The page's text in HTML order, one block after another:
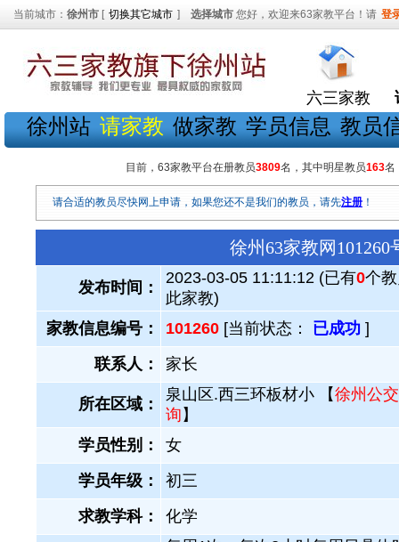
当前城市： 徐州市 [ 切换其它城市 ] 选择城市 您好，欢迎来63家教平台！请 登
六三家教
徐州站 请家教 做家教 学员信息 教员
目前，63家教平台在册教员3809名，其中明星教员163名
请合适的教员尽快网上申请，如果您还不是我们的教员，请先注册 ！
徐州63家教网
发布时间：
2023-03-05 11:11:12 (已有0个
此家教)
家教信息编号：
101260 [当前状态： 已成功 ]
联系人：
家长
所在区域：
泉山区.西三环板材小 【徐州公
询 】
学员性别：
女
学员年级：
初三
求教学科：
化学